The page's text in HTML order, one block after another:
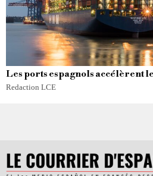
Les ports espagnols accélèrent
Redaction LCE